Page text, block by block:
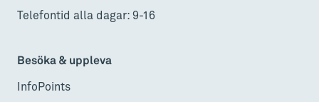
Telefontid alla dagar: 9-16
Besöka & uppleva
InfoPoints